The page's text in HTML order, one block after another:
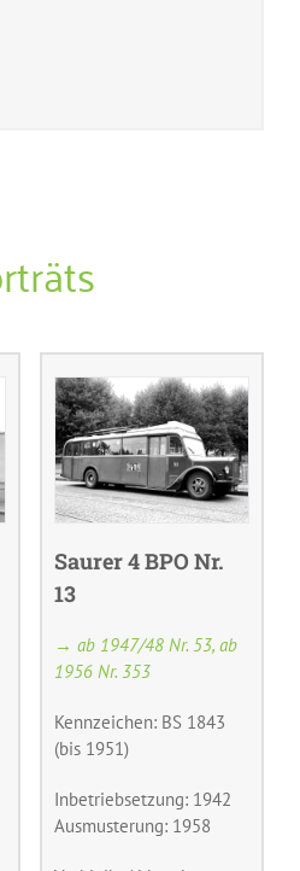
Saurer 4 BPO Nr.
13
→ ab 1947/48 Nr. 53, ab
1956 Nr. 353
Kennzeichen: BS 1843
(bis 1951)
Inbetriebsetzung: 1942
Ausmusterung: 1958